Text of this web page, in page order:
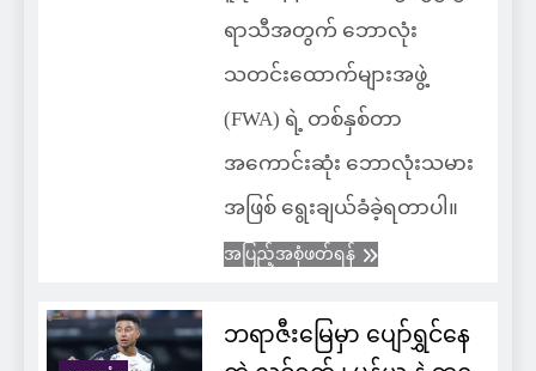
ရာသီအတွက် ဘောလုံး
သတင်းထောက်များအဖွဲ့
(FWA) ရဲ့ တစ်နှစ်တာ
အကောင်းဆုံး ဘောလုံးသမား
အဖြစ် ရွေးချယ်ခံခဲ့ရတာပါ။
အပြည့်အစုံဖတ်ရန်
ဘရာဇီးမြေမှာ ပျော်ရွှင်နေ